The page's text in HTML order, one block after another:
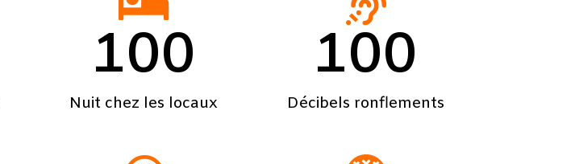
Nuit chez les locaux
100
Décibels ronflements
100